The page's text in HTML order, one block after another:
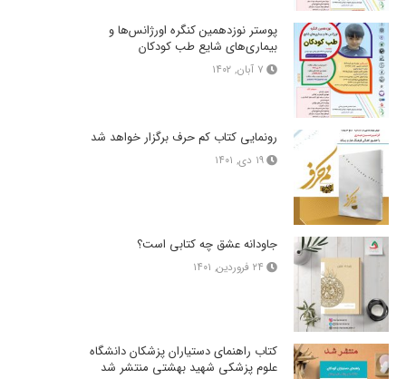
پوستر نوزدهمین کنگره اورژانس‌ها و
بیماری‌های شایع طب کودکان
۷ آبان, ۱۴۰۲
رونمایی کتاب کم حرف برگزار خواهد شد
۱۹ دی, ۱۴۰۱
جاودانه عشق چه کتابی است؟
۲۴ فروردین, ۱۴۰۱
کتاب راهنمای دستیاران پزشکان دانشگاه
علوم پزشکی شهید بهشتی منتشر شد